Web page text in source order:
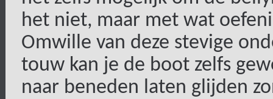
het niet, maar met wat
Omwille van deze stevige
touw kan je de boot zelfs
naar beneden laten glijden